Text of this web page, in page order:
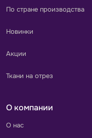
По стране производства
Новинки
Акции
Ткани на отрез
О компании
О нас